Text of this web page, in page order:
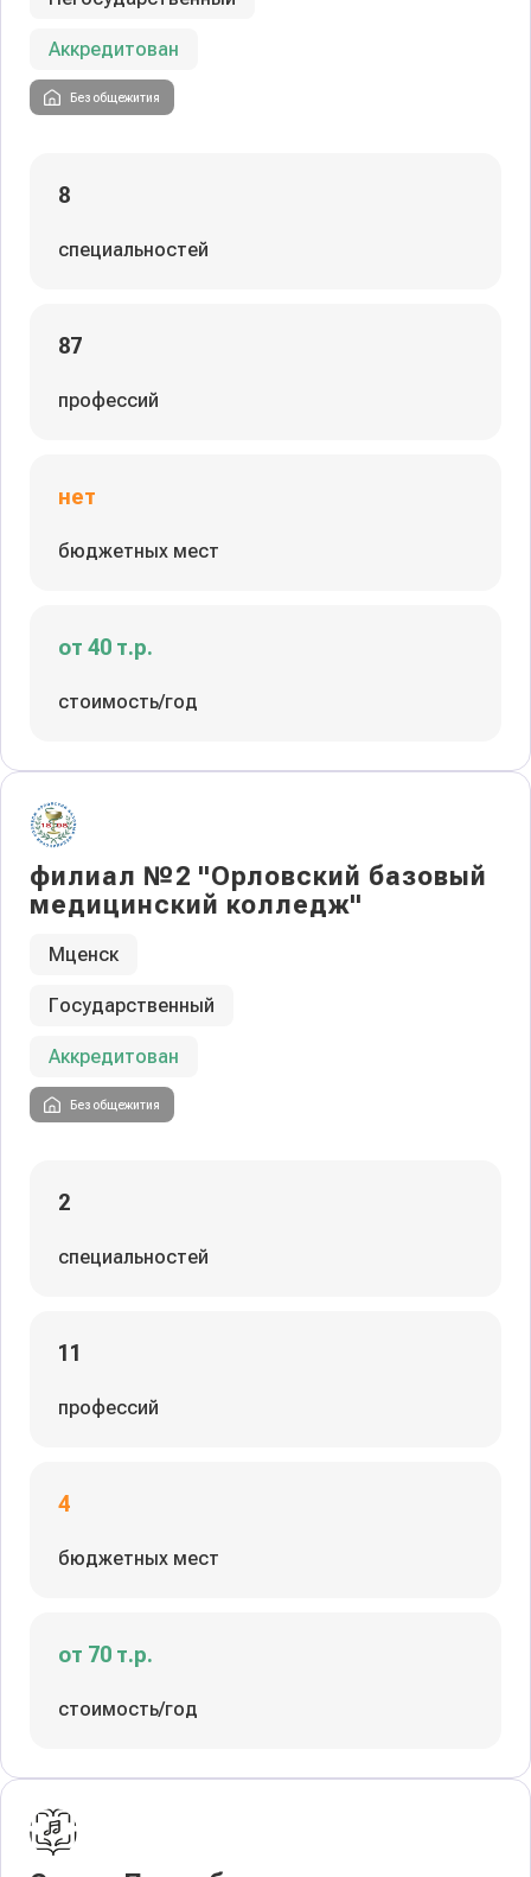
Аккредитован
Без общежития
8
специальностей
87
профессий
нет
бюджетных мест
от 40 т.р.
стоимость/год
филиал №2 "Орловский базовый
медицинский колледж"
Мценск
Государственный
Аккредитован
Без общежития
2
специальностей
11
профессий
4
бюджетных мест
от 70 т.р.
стоимость/год